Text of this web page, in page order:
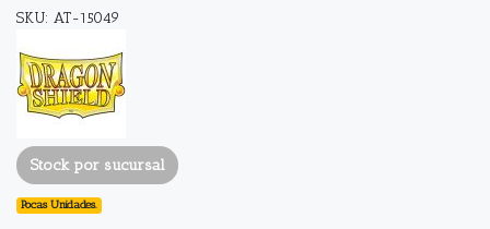
SKU: AT-15049
Stock por sucursal
Pocas Unidades.